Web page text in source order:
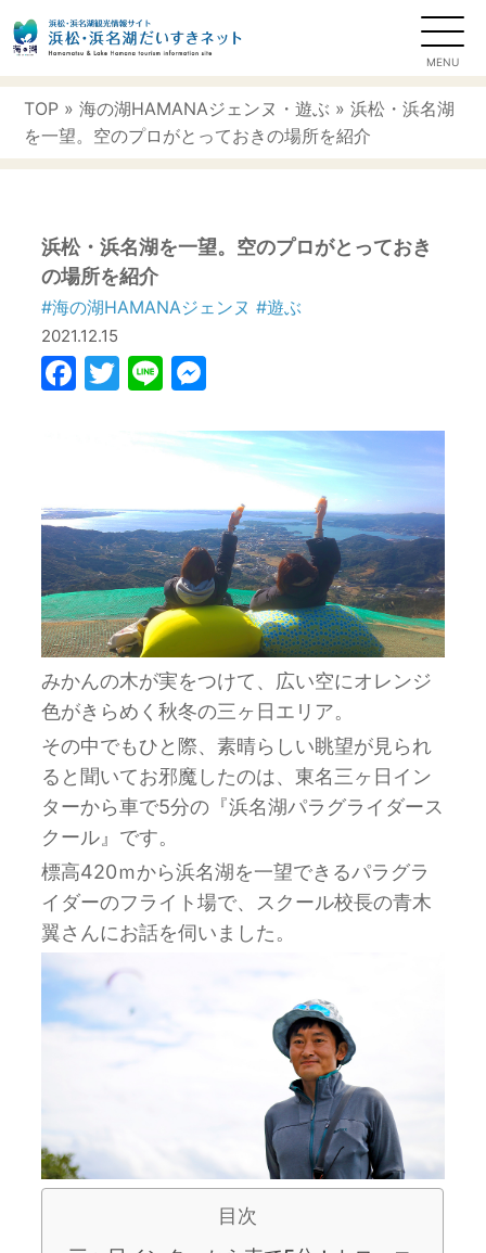
TOP »海の湖HAMANAジェンヌ ・遊ぶ » 浜松・浜名湖
を一望。空のプロがとっておきの場所を紹介
浜松・浜名湖を一望。空のプロがとっておき
の場所を紹介
#海の湖HAMANAジェンヌ #遊ぶ
2021.12.15
Facebook
Twitter
Line
みかんの木が実をつけて、広い空にオレンジ
色がきらめく秋冬の三ヶ日エリア。
その中でもひと際、素晴らしい眺望が見られ
ると聞いてお邪魔したのは、東名三ヶ日イン
ターから車で5分の『浜名湖パラグライダース
クール』です。
標高420ｍから浜名湖を一望できるパラグラ
イダーのフライト場で、スクール校長の青木
翼さんにお話を伺いました。
目次